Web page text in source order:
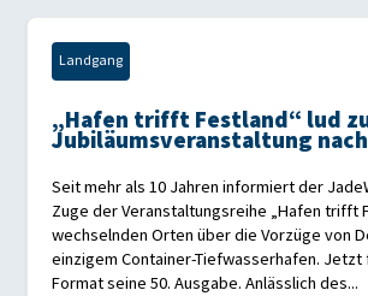
Landgang
„Hafen trifft Festland“ lud
Jubiläumsveranstaltung
Seit mehr als 10 Jahren informiert der
Zuge der Veranstaltungsreihe „Hafen trifft
wechselnden Orten über die Vorzüge von
einzigem Container-Tiefwasserhafen.
Format seine 50. Ausgabe. Anlässlich des...